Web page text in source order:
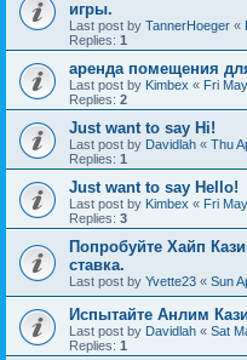
игры.
Last post by TannerHoeger «
Replies: 1
аренда помещения
Last post by Kimbex « Fri
Replies: 2
Just want to say Hi!
Last post by Davidlah « Thu
Replies: 1
Just want to say Hello!
Last post by Kimbex « Fri
Replies: 3
Попробуйте Хайп
ставка.
Last post by Yvette23 « Sun
Испытайте Анлим
Last post by Davidlah « Sat
Replies: 1